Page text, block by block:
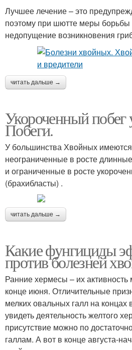
Лучшее лечение – это
поэтому при шютте меры
недопущение возникновения
читать дальше →
Укороченный
Побеги.
У большинства Хвойных
неограниченные в росте
и ограниченные в росте
(брахибласты) .
читать дальше →
Какие фунгициды
против болезней
Ранние хермесы – их
конце июня. Отличительные
мелких овальных галл на концах
увидеть деятельность желтого
присутствие можно по
галлам. А вот в конце августа-